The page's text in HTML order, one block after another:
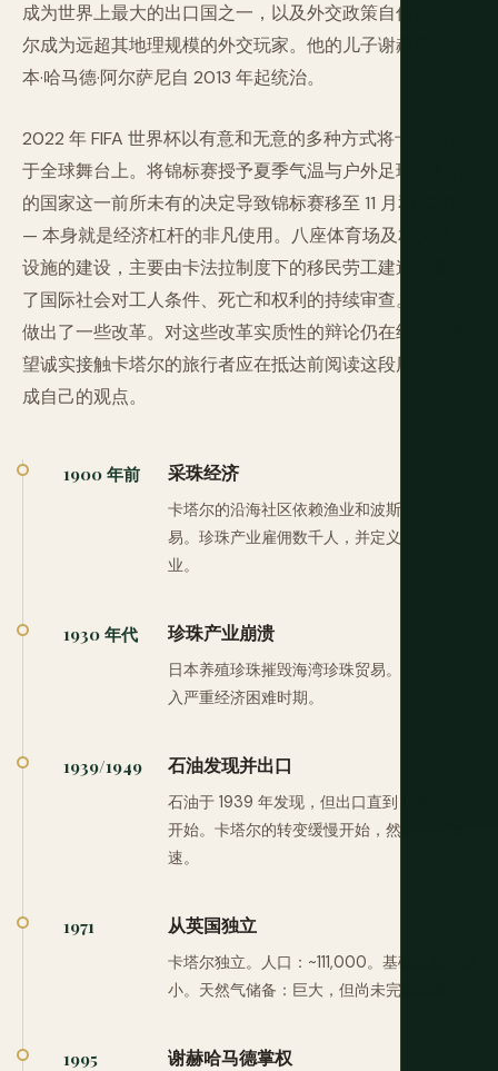
成为世界上最大的出口国之一，以及外交政策自信使卡塔
尔成为远超其地理规模的外交玩家。他的儿子谢赫塔米姆·
本·哈马德·阿尔萨尼自 2013 年起统治。
2022 年 FIFA 世界杯以有意和无意的多种方式将卡塔尔置
于全球舞台上。将锦标赛授予夏季气温与户外足球不相容
的国家这一前所未有的决定导致锦标赛移至 11 月和 12 月
— 本身就是经济杠杆的非凡使用。八座体育场及相关基础
设施的建设，主要由卡法拉制度下的移民劳工建造，吸引
了国际社会对工人条件、死亡和权利的持续审查。卡塔尔
做出了一些改革。对这些改革实质性的辩论仍在继续。希
望诚实接触卡塔尔的旅行者应在抵达前阅读这段历史并形
成自己的观点。
1900 年前 采珠经济
卡塔尔的沿海社区依赖渔业和波斯湾珍珠贸
易。珍珠产业雇佣数千人，并定义海湾商
业。
1930 年代 珍珠产业崩溃
日本养殖珍珠摧毁海湾珍珠贸易。卡塔尔进
入严重经济困难时期。
1939/1949 石油发现并出口
石油于 1939 年发现，但出口直到 1949 年才
开始。卡塔尔的转变缓慢开始，然后突然加
速。
1971 从英国独立
卡塔尔独立。人口：~111,000。基础设施：最
小。天然气储备：巨大，但尚未完全理解。
1995 谢赫哈马德掌权